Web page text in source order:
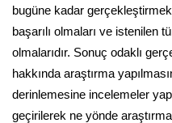
bugüne kadar
başarılı olmaları ve istenilen
olmalarıdır. Sonuç odaklı
hakkında araştırma
derinlemesine incelemeler
geçirilerek ne yönde